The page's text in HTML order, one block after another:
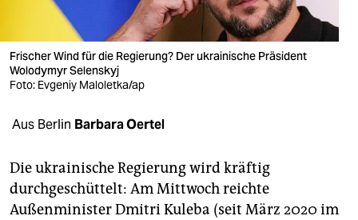
verlag
verlag
veranstaltungen
unterstützen
abo
Frischer Wind für die Regierung? Der ukrainische Präsident
Wolodymyr Selenskyj
Foto: Evgeniy Maloletka/ap
Aus Berlin Barbara Oertel
Die ukrainische Regierung wird kräftig
durchgeschüttelt: Am Mittwoch reichte
Außenminister Dmitri Kuleba (seit März 2020 im